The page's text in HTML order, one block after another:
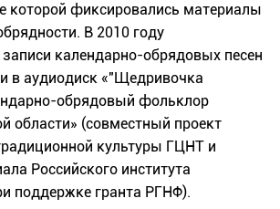
которой фиксировались материалы
В 2010 году
календарно-обрядовых песен
в аудиодиск «"Щедривочка
обрядовый фольклор
области» (совместный проект
культуры ГЦНТ и
Российского института
поддержке гранта РГНФ).